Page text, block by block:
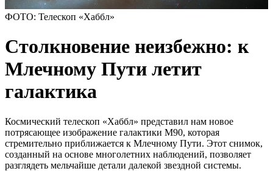
ФОТО: Телескоп «Хаббл»
Столкновение неизбежно: к
Млечному Пути летит
галактика
Космический телескоп «Хаббл» представил нам новое
потрясающее изображение галактики M90, которая
стремительно приближается к Млечному Пути. Этот снимок,
созданный на основе многолетних наблюдений, позволяет
разглядеть мельчайше детали далекой звездной системы.